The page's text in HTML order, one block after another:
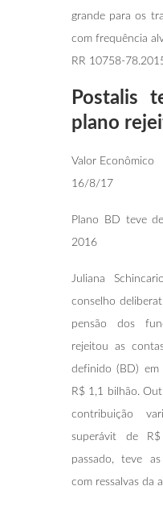
grande para os
com frequência
RR 10758-
Postalis
plano
Valor Econômico
16/8/17
Plano BD teve
2016
Juliana
conselho
pensão dos
rejeitou as
definido (BD)
R$ 1,1 bilhão.
contribuição
superávit de
passado, teve
com ressalvas da